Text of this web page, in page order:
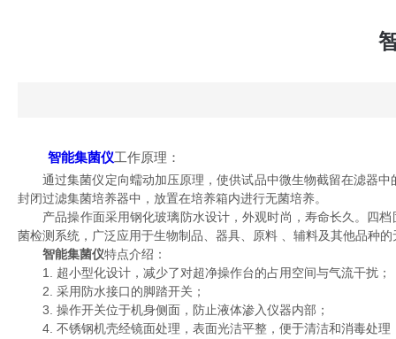
智能集菌仪工作原理：
通过集菌仪定向蠕动加压原理，使供试品中微生物截留在滤器中
封闭过滤集菌培养器中，放置在培养箱内进行无菌培养。
产品操作面采用钢化玻璃防水设计，外观时尚，寿命长久。四档
菌检测系统，广泛应用于生物制品、器具、原料 、辅料及其他品种的
智能集菌仪特点介绍：
1. 超小型化设计，减少了对超净操作台的占用空间与气流干扰；
2. 采用防水接口的脚踏开关；
3. 操作开关位于机身侧面，防止液体渗入仪器内部；
4. 不锈钢机壳经镜面处理，表面光洁平整，便于清洁和消毒处理